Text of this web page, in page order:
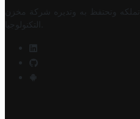
وتحتفظ به وتديره
شركة مخزن
التكنولوجيا